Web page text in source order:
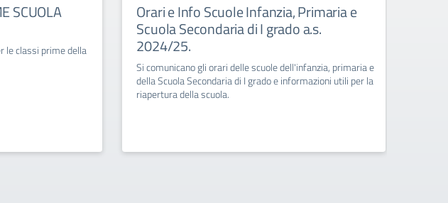
SCUOLA
le classi prime della
Orari e Info Scuole Infanzia, Primaria e
Scuola Secondaria di I grado a.s.
2024/25.
Si comunicano gli orari delle scuole dell'infanzia, primaria e
della Scuola Secondaria di I grado e informazioni utili per la
riapertura della scuola.